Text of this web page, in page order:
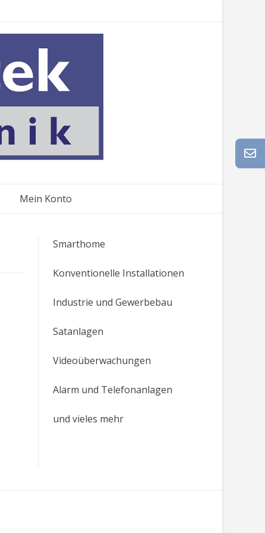
Mein Konto
Smarthome
Konventionelle Installationen
Industrie und Gewerbebau
Satanlagen
Videoüberwachungen
Alarm und Telefonanlagen
und vieles mehr